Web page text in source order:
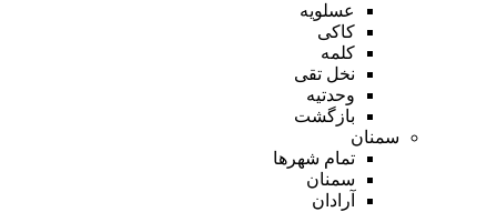
عسلویه
کاکی
کلمه
نخل تقی
وحدتیه
بازگشت
سمنان
تمام شهر‌ها
سمنان
آرادان